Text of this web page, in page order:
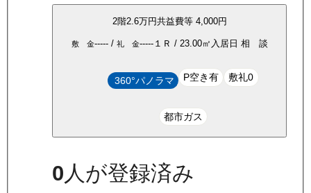
2階2.6万円共益費等 4,000円
敷 金-----/ 礼 金-----１Ｒ / 23.00㎡ 入居日 相 談
360°パノラマ P空き有 敷礼0
都市ガス
0 人が登録済み